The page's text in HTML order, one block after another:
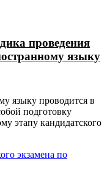
проведения
языку
языку проводится в
подготовку
этапу кандидатского
экзамена по